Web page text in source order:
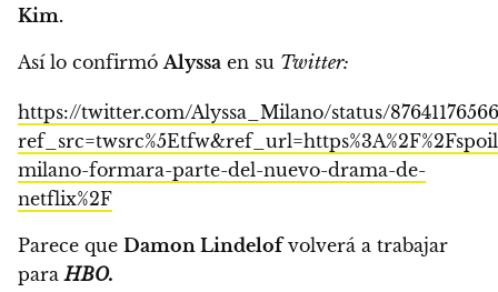
Kim.
Así lo confirmó Alyssa en su Twitter:
https://twitter.com/Alyssa_Milano/status/
milano-formara-parte-del-nuevo-drama-de-
netflix%2F
Parece que Damon Lindelofvolverá a trabajar
paraHBO.